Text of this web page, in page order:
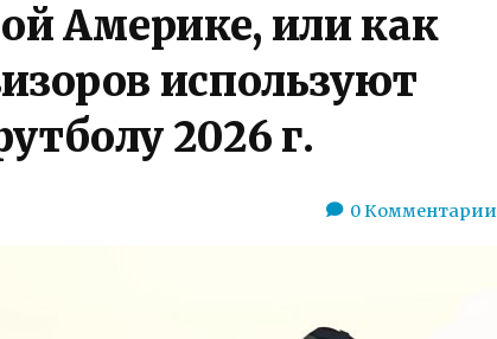
Америке, или как
используют
2026 г.
0Комментарии